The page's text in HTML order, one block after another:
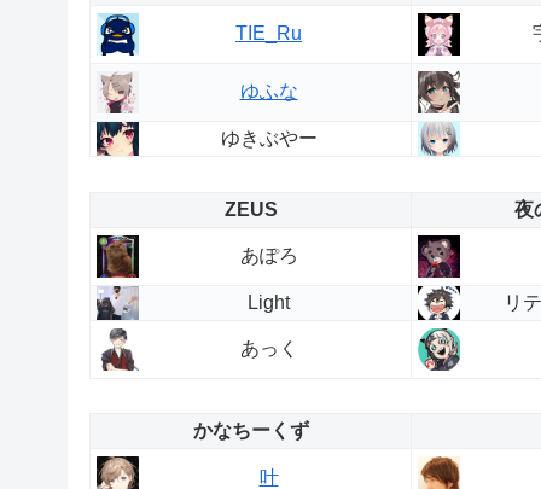
TIE_Ru
ゆふな
ゆきぶやー
ZEUS 夜
あぽろ
Light リ
あっく
かなちーくず
叶